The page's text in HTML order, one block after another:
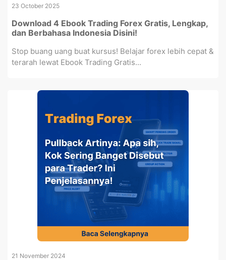
23 October 2025
Download 4 Ebook Trading Forex Gratis, Lengkap,
dan Berbahasa Indonesia Disini!
Stop buang uang buat kursus! Belajar forex lebih cepat &
terarah lewat Ebook Trading Gratis...
21 November 2024